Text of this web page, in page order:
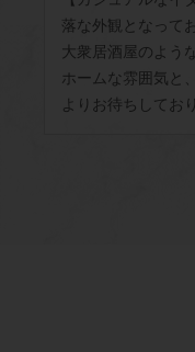
落な外観となって
大衆居酒屋のよう
ホームな雰囲気と
よりお待ちしてお